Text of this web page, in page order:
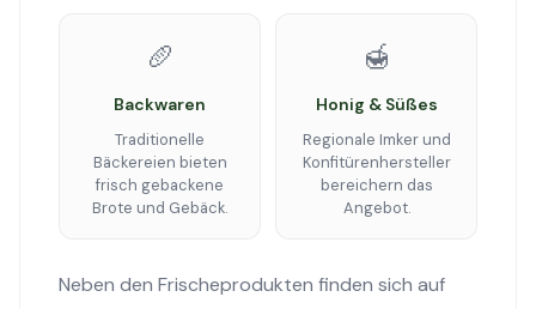
🥖
Backwaren
Traditionelle
Bäckereien bieten
frisch gebackene
Brote und Gebäck.
🍯
Honig & Süßes
Regionale Imker und
Konfitürenhersteller
bereichern das
Angebot.
Neben den Frischeprodukten finden sich auf